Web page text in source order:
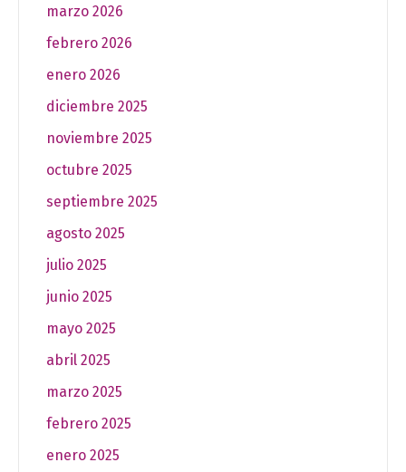
marzo 2026
febrero 2026
enero 2026
diciembre 2025
noviembre 2025
octubre 2025
septiembre 2025
agosto 2025
julio 2025
junio 2025
mayo 2025
abril 2025
marzo 2025
febrero 2025
enero 2025